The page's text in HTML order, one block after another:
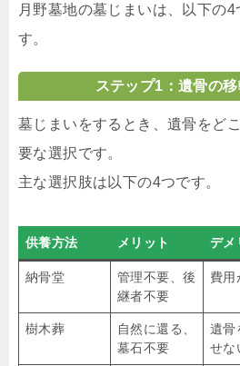
月野墓地の墓じまいは、以下の
す。
ステップ1：遺骨の
墓じまいをするとき、遺骨をど
要な選択です。
主な選択肢は以下の4つです。
供養方法 メリット デメ
納骨堂
管理不要、後
継者不要
費用
樹木葬
自然に還る、
墓石不要
遺骨
せな